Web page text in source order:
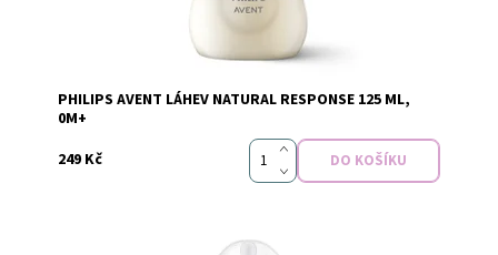
Značka: AVENT
PHILIPS AVENT LÁHEV NATURAL RESPONSE 125 ML,
0M+
249 Kč